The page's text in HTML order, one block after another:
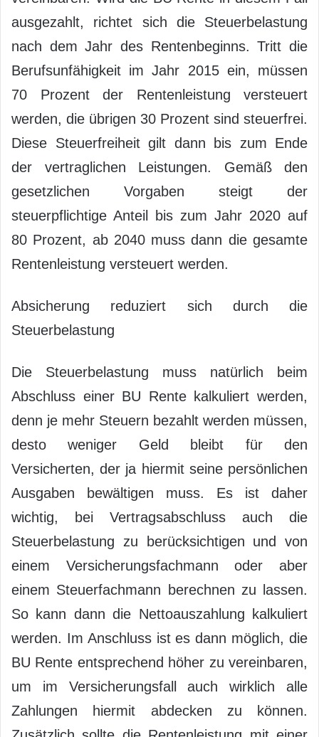
ausgezahlt, richtet sich die Steuerbelastung
nach dem Jahr des Rentenbeginns. Tritt die
Berufsunfähigkeit im Jahr 2015 ein, müssen
70 Prozent der Rentenleistung versteuert
werden, die übrigen 30 Prozent sind steuerfrei.
Diese Steuerfreiheit gilt dann bis zum Ende
der vertraglichen Leistungen. Gemäß den
gesetzlichen Vorgaben steigt der
steuerpflichtige Anteil bis zum Jahr 2020 auf
80 Prozent, ab 2040 muss dann die gesamte
Rentenleistung versteuert werden.
Absicherung reduziert sich durch die
Steuerbelastung
Die Steuerbelastung muss natürlich beim
Abschluss einer BU Rente kalkuliert werden,
denn je mehr Steuern bezahlt werden müssen,
desto weniger Geld bleibt für den
Versicherten, der ja hiermit seine persönlichen
Ausgaben bewältigen muss. Es ist daher
wichtig, bei Vertragsabschluss auch die
Steuerbelastung zu berücksichtigen und von
einem Versicherungsfachmann oder aber
einem Steuerfachmann berechnen zu lassen.
So kann dann die Nettoauszahlung kalkuliert
werden. Im Anschluss ist es dann möglich, die
BU Rente entsprechend höher zu vereinbaren,
um im Versicherungsfall auch wirklich alle
Zahlungen hiermit abdecken zu können.